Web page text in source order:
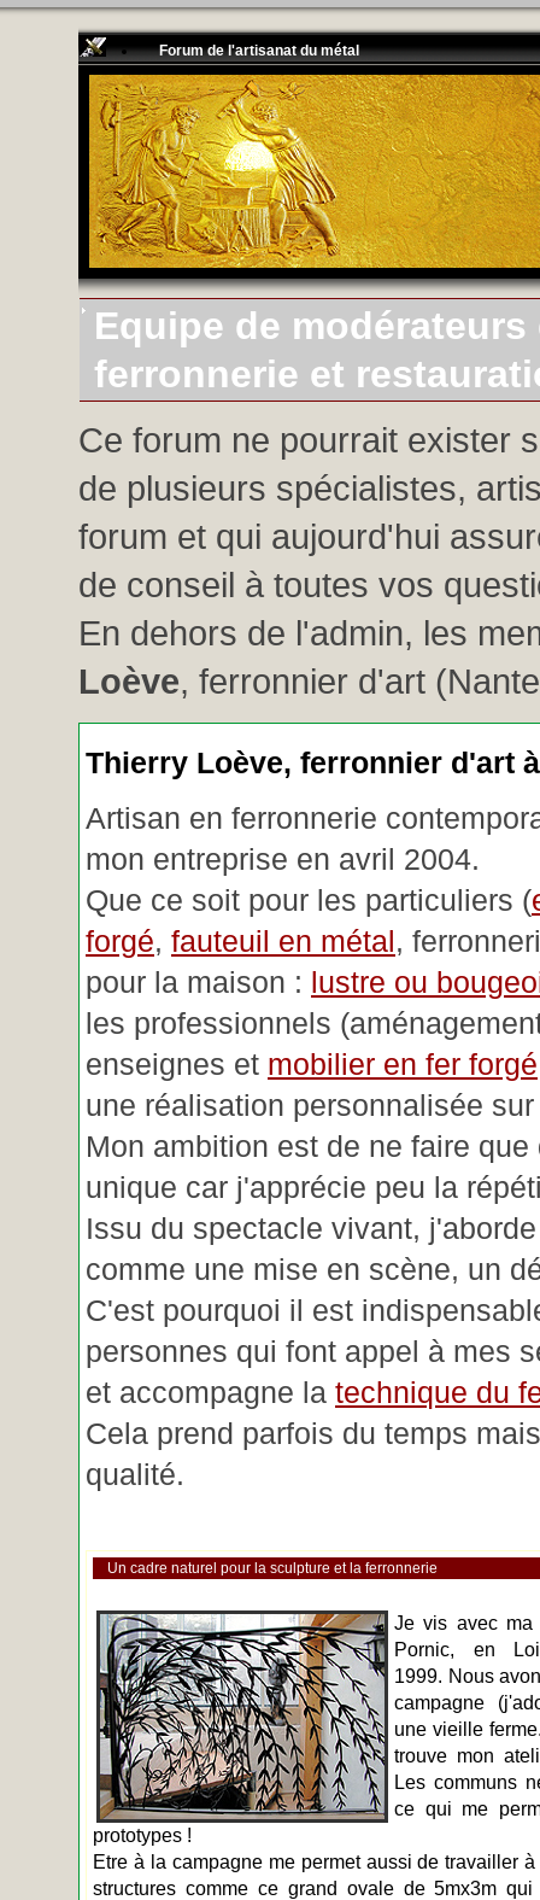
Forum de l'artisanat du métal
Equipe de
ferronnerie et
Ce forum ne pourrait exister
de plusieurs spécialistes,
forum et qui aujourd'hui
de conseil à toutes vos
En dehors de l'admin, les
Loève, ferronnier d'art
Thierry Loève, ferronnier d'art
Artisan en ferronnerie
mon entreprise en avril 2004.
Que ce soit pour les particuliers (
forgé, fauteuil en métal,
pour la maison : lustre ou
les professionnels
enseignes et mobilier en fer forgé
une réalisation personnalisée
Mon ambition est de ne faire que
unique car j'apprécie peu la
Issu du spectacle vivant,
comme une mise en scène, un
C'est pourquoi il est
personnes qui font appel à mes
et accompagne la technique du
Cela prend parfois du temps
qualité.
Un cadre naturel pour la sculpture et la ferronnerie
Je vis avec ma
Pornic, en
1999. Nous
campagne
une vieille
trouve mon
Les communs
ce qui me
prototypes !
Etre à la campagne me permet aussi de travailler
structures comme ce grand ovale de 5mx3m